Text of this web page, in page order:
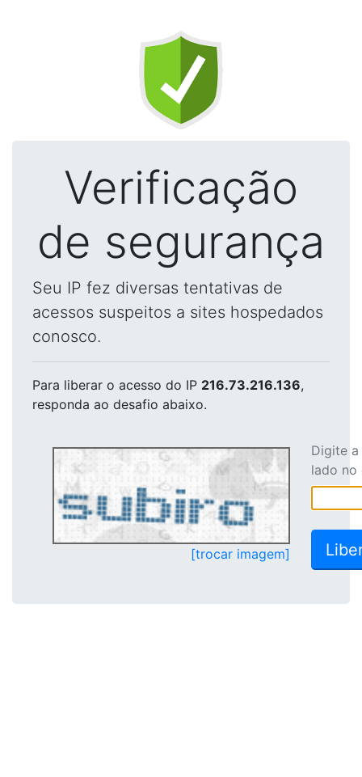
Verificação
de segurança
Seu IP fez diversas tentativas de
acessos suspeitos a sites hospedados
conosco.
Para liberar o acesso do IP 216.73.216.136,
responda ao desafio abaixo.
[trocar imagem]
Digite
lado no